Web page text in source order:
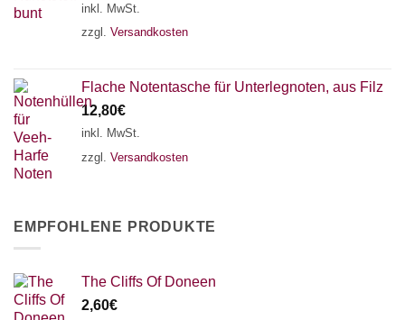
inkl. MwSt.
zzgl. Versandkosten
Flache Notentasche für Unterlegnoten, aus Filz
12,80€
inkl. MwSt.
zzgl. Versandkosten
EMPFOHLENE PRODUKTE
The Cliffs Of Doneen
2,60€